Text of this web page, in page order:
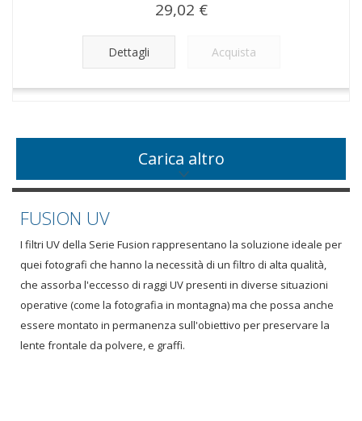
29,02 €
Dettagli Acquista
Carica altro
FUSION UV
I filtri UV della Serie Fusion rappresentano la soluzione ideale per
quei fotografi che hanno la necessità di un filtro di alta qualità,
che assorba l'eccesso di raggi UV presenti in diverse situazioni
operative (come la fotografia in montagna) ma che possa anche
essere montato in permanenza sull'obiettivo per preservare la
lente frontale da polvere, e graffi.